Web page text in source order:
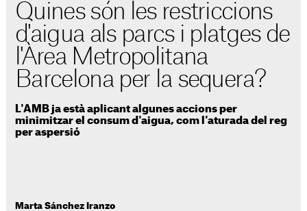
Quines són les restriccions
d'aigua als parcs i platges de
l'Àrea Metropolitana
Barcelona per la sequera?
L'AMB ja està aplicant algunes accions per
minimitzar el consum d'aigua, com l'aturada del reg
per aspersió
Marta Sánchez Iranzo